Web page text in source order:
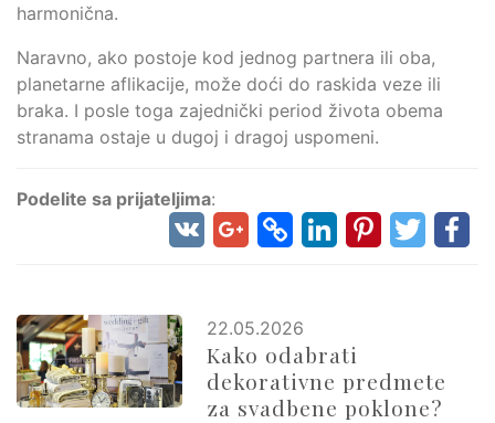
harmonična.
Naravno, ako postoje kod jednog partnera ili oba,
planetarne aflikacije, može doći do raskida veze ili
braka. I posle toga zajednički period života obema
stranama ostaje u dugoj i dragoj uspomeni.
Podelite sa prijateljima:
22.05.2026
Kako odabrati
dekorativne predmete
za svadbene poklone?